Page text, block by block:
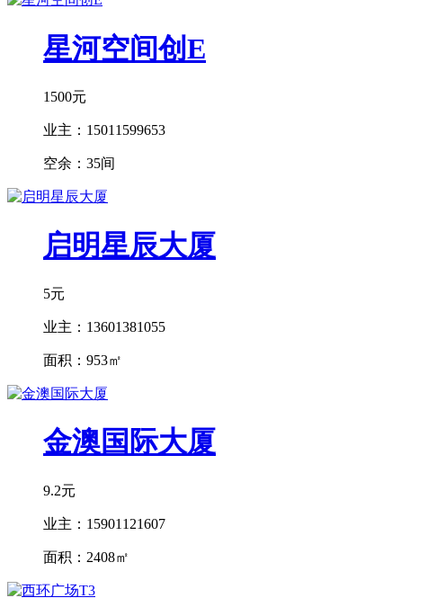
星河空间创E
1500元
业主： 15011599653
空余： 35间
启明星辰大厦
5元
业主： 13601381055
面积： 953㎡
金澳国际大厦
9.2元
业主： 15901121607
面积： 2408㎡